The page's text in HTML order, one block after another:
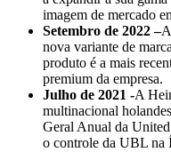
imagem de mercado
Setembro de 2022 –
nova variante de
produto é a mais
premium da empresa.
Julho de 2021 -A
multinacional
Geral Anual da
o controle da UBL na